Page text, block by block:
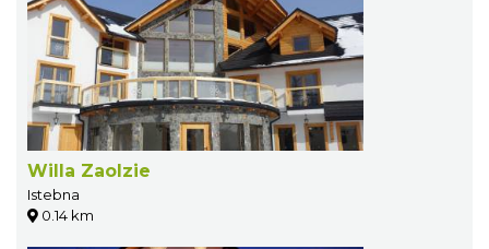
Willa Zaolzie
Istebna
0.14 km